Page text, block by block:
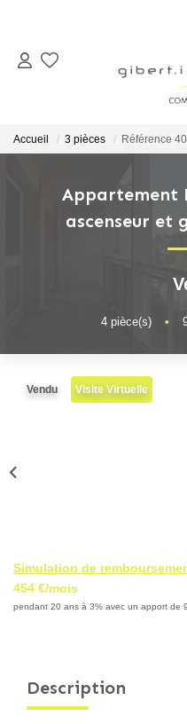
Locaux
Accueil 3 pièces Référence
Appartement
ascenseur et
4 pièce(s) •
Vendu Visite Virtuelle
Simulation de
454 €/mois
pendant 20 ans à 3% avec un apport de
Description